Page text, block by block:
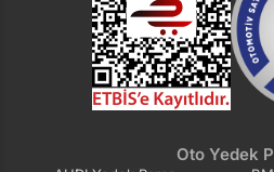
Oto Yedek